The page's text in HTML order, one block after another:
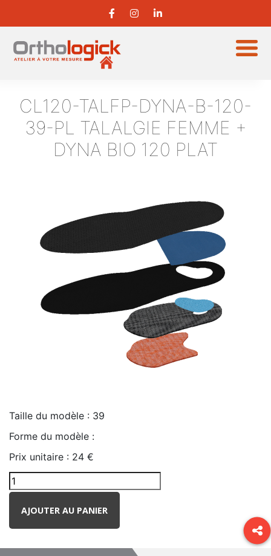
CL120-TALFP-DYNA-B-120-
39-PL
TALALGIE FEMME +
DYNA BIO 120 PLAT
Taille du modèle : 39
Forme du modèle :
Prix unitaire : 24 €
AJOUTER AU PANIER